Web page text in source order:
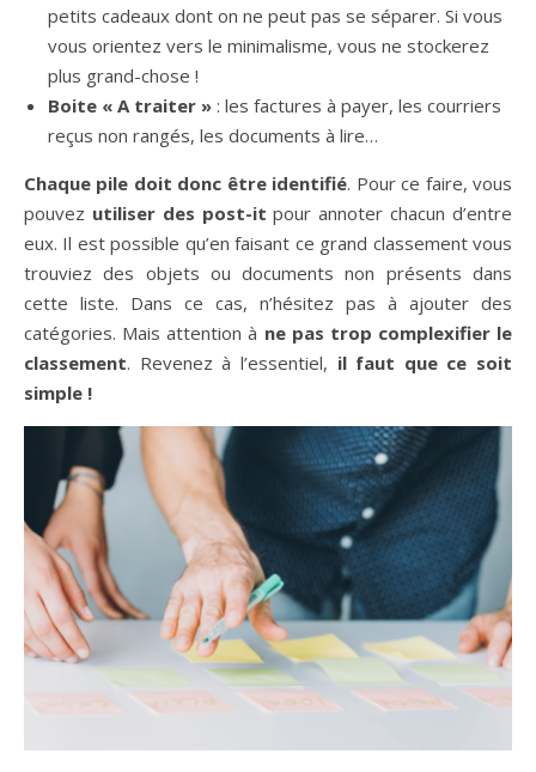
petits cadeaux dont on ne peut pas se séparer. Si vous
vous orientez vers le minimalisme, vous ne stockerez
plus grand-chose !
Boite « A traiter » : les factures à payer, les courriers
reçus non rangés, les documents à lire…
Chaque pile doit donc être identifié. Pour ce faire, vous
pouvez utiliser des post-it pour annoter chacun d’entre
eux. Il est possible qu’en faisant ce grand classement vous
trouviez des objets ou documents non présents dans
cette liste. Dans ce cas, n’hésitez pas à ajouter des
catégories. Mais attention à ne pas trop complexifier le
classement. Revenez à l’essentiel, il faut que ce soit
simple !